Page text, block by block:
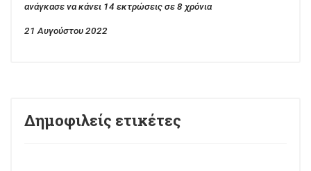
ανάγκασε να κάνει 14 εκτρώσεις σε 8 χρόνια
21 Αυγούστου 2022
Δημοφιλείς ετικέτες